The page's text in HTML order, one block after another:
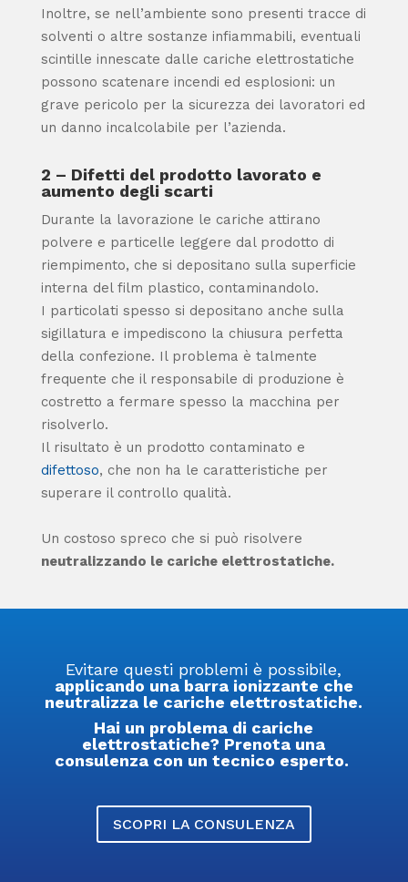
Inoltre, se nell’ambiente sono presenti tracce di
solventi o altre sostanze infiammabili, eventuali
scintille innescate dalle cariche elettrostatiche
possono scatenare incendi ed esplosioni: un
grave pericolo per la sicurezza dei lavoratori ed
un danno incalcolabile per l’azienda.
2 – Difetti del prodotto lavorato e
aumento degli scarti
Durante la lavorazione le cariche attirano
polvere e particelle leggere dal prodotto di
riempimento, che si depositano sulla superficie
interna del film plastico, contaminandolo.
I particolati spesso si depositano anche sulla
sigillatura e impediscono la chiusura perfetta
della confezione. Il problema è talmente
frequente che il responsabile di produzione è
costretto a fermare spesso la macchina per
risolverlo.
Il risultato è un prodotto contaminato e
difettoso, che non ha le caratteristiche per
superare il controllo qualità.
Un costoso spreco che si può risolvere
neutralizzando le cariche elettrostatiche.
Evitare questi problemi è possibile,
applicando una barra ionizzante che
neutralizza le cariche elettrostatiche.
Hai un problema di cariche
elettrostatiche? Prenota una
consulenza con un tecnico esperto.
SCOPRI LA CONSULENZA